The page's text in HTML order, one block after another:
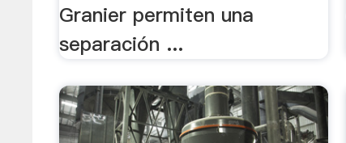
Granier permiten una
separación ...